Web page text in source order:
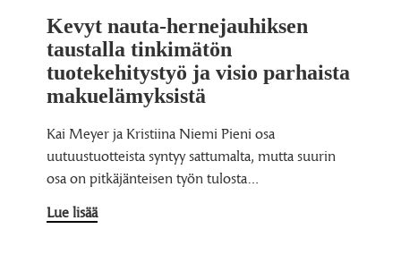
Kevyt nauta-hernejauhiksen
taustalla tinkimätön
tuotekehitystyö ja visio parhaista
makuelämyksistä
Kai Meyer ja Kristiina Niemi Pieni osa
uutuustuotteista syntyy sattumalta, mutta suurin
osa on pitkäjänteisen työn tulosta…
Lue lisää